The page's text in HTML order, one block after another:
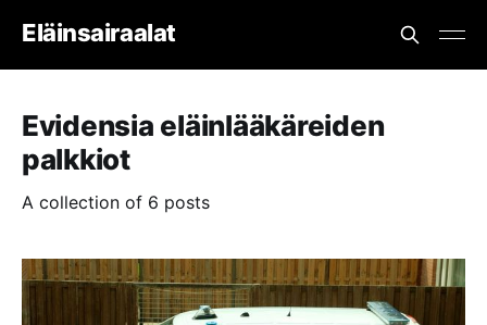
Eläinsairaalat
Evidensia eläinlääkäreiden
palkkiot
A collection of 6 posts